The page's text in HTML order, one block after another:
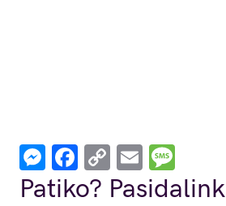
Messenger
Facebook
Copy
Link
Email
Patiko? Pasidalink